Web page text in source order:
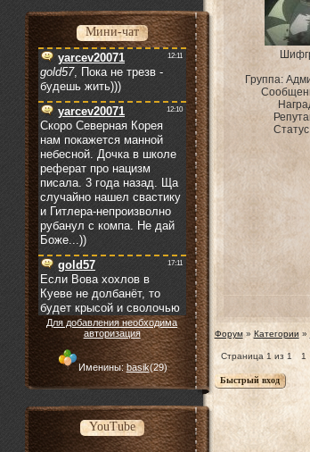
Мини-чат
Для добавления необходима
авторизация
Именины:basik(29)
YouTube
Группа:
Форум » Категории »
Страница 1 из 1 1